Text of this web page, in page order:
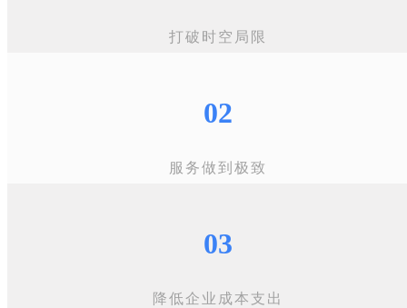
打破时空局限
02
服务做到极致
03
降低企业成本支出